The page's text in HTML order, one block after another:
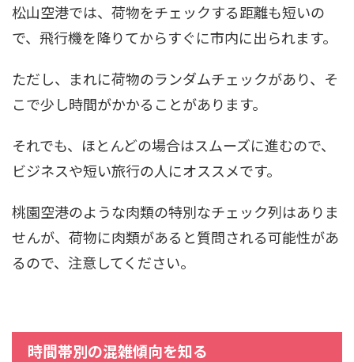
松山空港では、荷物をチェックする距離も短いの
で、飛行機を降りてからすぐに市内に出られます。
ただし、まれに荷物のランダムチェックがあり、そ
こで少し時間がかかることがあります。
それでも、ほとんどの場合はスムーズに進むので、
ビジネスや短い旅行の人にオススメです。
桃園空港のような肉類の特別なチェック列はありま
せんが、荷物に肉類があると質問される可能性があ
るので、注意してください。
時間帯別の混雑傾向を知る